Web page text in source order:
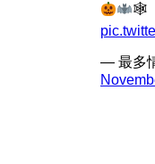
🕸
— 最多